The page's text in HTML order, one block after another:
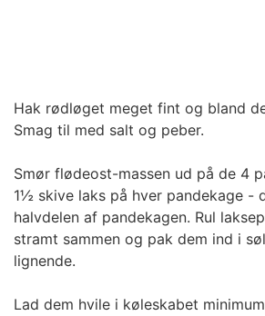
Hak rødløget meget fint og bland
Smag til med salt og peber.
Smør flødeost-massen ud på de 4
1½ skive laks på hver pandekage -
halvdelen af pandekagen. Rul
stramt sammen og pak dem ind i
lignende.
Lad dem hvile i køleskabet